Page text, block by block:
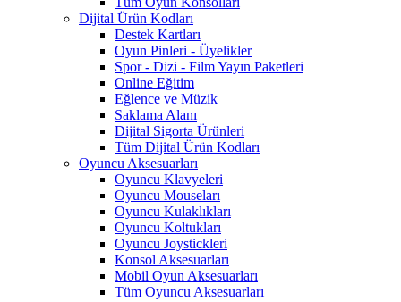
Dijital Ürün Kodları
Destek Kartları
Oyun Pinleri - Üyelikler
Spor - Dizi - Film Yayın Paketleri
Online Eğitim
Eğlence ve Müzik
Saklama Alanı
Dijital Sigorta Ürünleri
Tüm Dijital Ürün Kodları
Oyuncu Aksesuarları
Oyuncu Klavyeleri
Oyuncu Mouseları
Oyuncu Kulaklıkları
Oyuncu Koltukları
Oyuncu Joystickleri
Konsol Aksesuarları
Mobil Oyun Aksesuarları
Tüm Oyuncu Aksesuarları